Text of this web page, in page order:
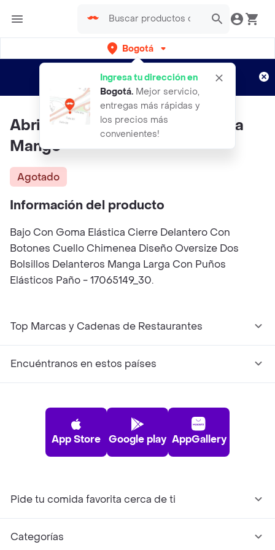
Bogotá
Ingresa tu dirección en
Bogotá. Mejor servicio,
entregas más rápidas y
los precios más
convenientes!
envíos gratis por semanas
Aplican TyC
Abrigo Vera Marrón Talla 13 Niña
Mango
Agotado
Información del producto
Bajo Con Goma Elástica Cierre Delantero Con
Botones Cuello Chimenea Diseño Oversize Dos
Bolsillos Delanteros Manga Larga Con Puños
Elásticos Paño - 17065149_30.
Top Marcas y Cadenas de Restaurantes
Encuéntranos en estos países
App Store Google play AppGallery
Pide tu comida favorita cerca de ti
Categorías